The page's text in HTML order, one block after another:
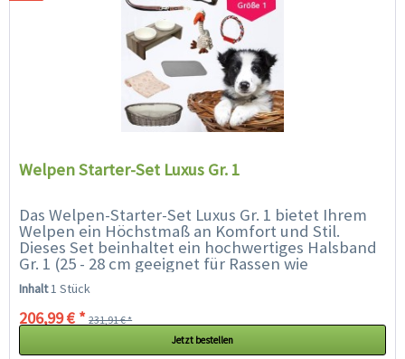
Welpen Starter-Set Luxus Gr. 1
Das Welpen-Starter-Set Luxus Gr. 1 bietet Ihrem
Welpen ein Höchstmaß an Komfort und Stil.
Dieses Set beinhaltet ein hochwertiges Halsband
Gr. 1 (25 - 28 cm geeignet für Rassen wie
Chihuahua, Havaneser, Zwergspitz,...
Inhalt1 Stück
206,99 € * 231,91 € *
Jetzt bestellen